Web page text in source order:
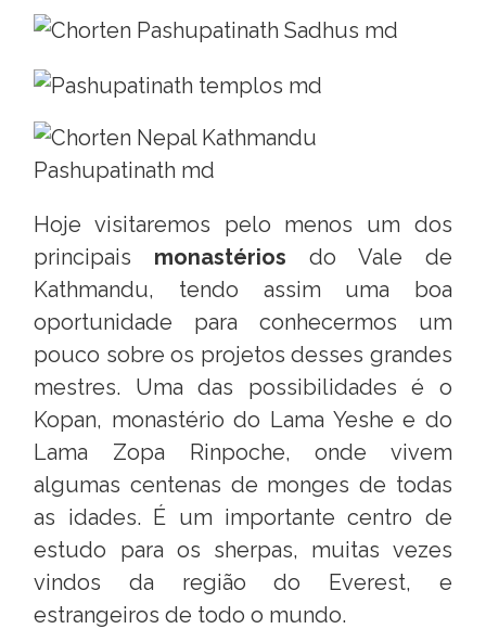
Hoje visitaremos pelo menos um dos
principais monastérios do Vale de
Kathmandu, tendo assim uma boa
oportunidade para conhecermos um
pouco sobre os projetos desses grandes
mestres. Uma das possibilidades é o
Kopan, monastério do Lama Yeshe e do
Lama Zopa Rinpoche, onde vivem
algumas centenas de monges de todas
as idades. É um importante centro de
estudo para os sherpas, muitas vezes
vindos da região do Everest, e
estrangeiros de todo o mundo.